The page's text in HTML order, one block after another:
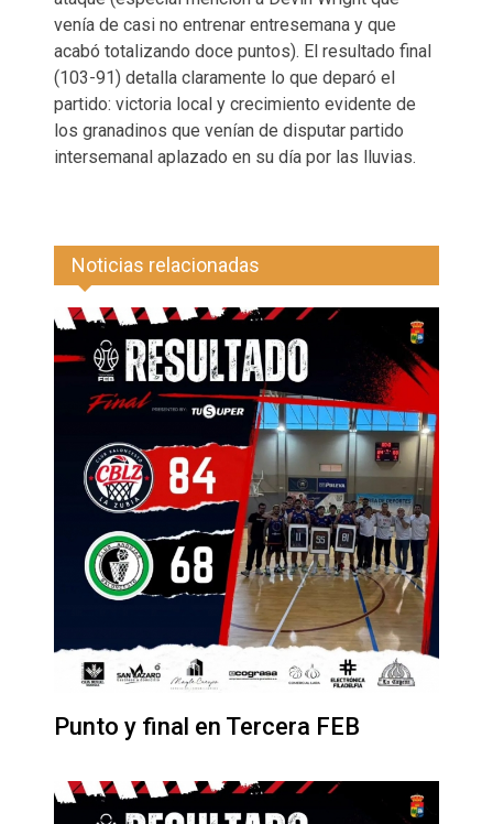
venía de casi no entrenar entresemana y que
acabó totalizando doce puntos). El resultado final
(103-91) detalla claramente lo que deparó el
partido: victoria local y crecimiento evidente de
los granadinos que venían de disputar partido
intersemanal aplazado en su día por las lluvias.
Noticias relacionadas
Punto y final en Tercera FEB